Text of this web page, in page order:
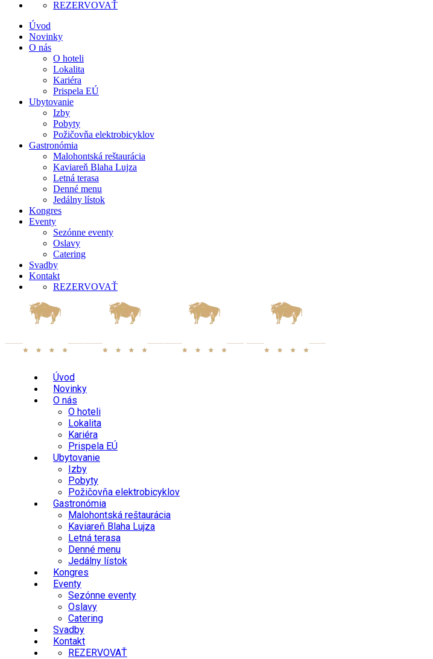
REZERVOVAŤ
Úvod
Novinky
O nás
O hoteli
Lokalita
Kariéra
Prispela EÚ
Ubytovanie
Izby
Pobyty
Požičovňa elektrobicyklov
Gastronómia
Malohontská reštaurácia
Kaviareň Blaha Lujza
Letná terasa
Denné menu
Jedálny lístok
Kongres
Eventy
Sezónne eventy
Oslavy
Catering
Svadby
Kontakt
REZERVOVAŤ
Úvod
Novinky
O nás
O hoteli
Lokalita
Kariéra
Prispela EÚ
Ubytovanie
Izby
Pobyty
Požičovňa elektrobicyklov
Gastronómia
Malohontská reštaurácia
Kaviareň Blaha Lujza
Letná terasa
Denné menu
Jedálny lístok
Kongres
Eventy
Sezónne eventy
Oslavy
Catering
Svadby
Kontakt
REZERVOVAŤ